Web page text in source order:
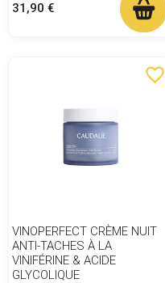
Prix
31,90 €
favorite_border
VINOPERFECT CRÈME NUIT
ANTI-TACHES À LA
VINIFÉRINE & ACIDE
GLYCOLIQUE